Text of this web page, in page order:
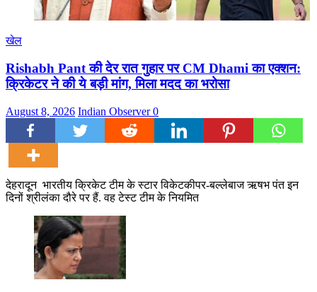
खेल
Rishabh Pant की देर रात गुहार पर CM Dhami का एक्शन:
क्रिकेटर ने की ये बड़ी मांग, मिला मदद का भरोसा
August 8, 2026 Indian Observer0
देहरादून भारतीय क्रिकेट टीम के स्टार विकेटकीपर-बल्लेबाज ऋषभ पंत इन
दिनों श्रीलंका दौरे पर हैं. वह टेस्ट टीम के नियमित